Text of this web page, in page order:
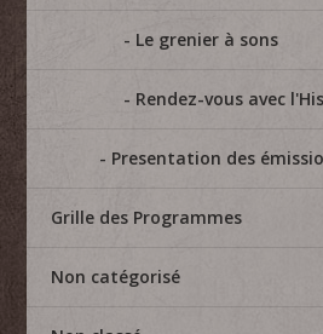
Le grenier à sons
Rendez-vous avec
Presentation des
Grille des Programmes
Non catégorisé